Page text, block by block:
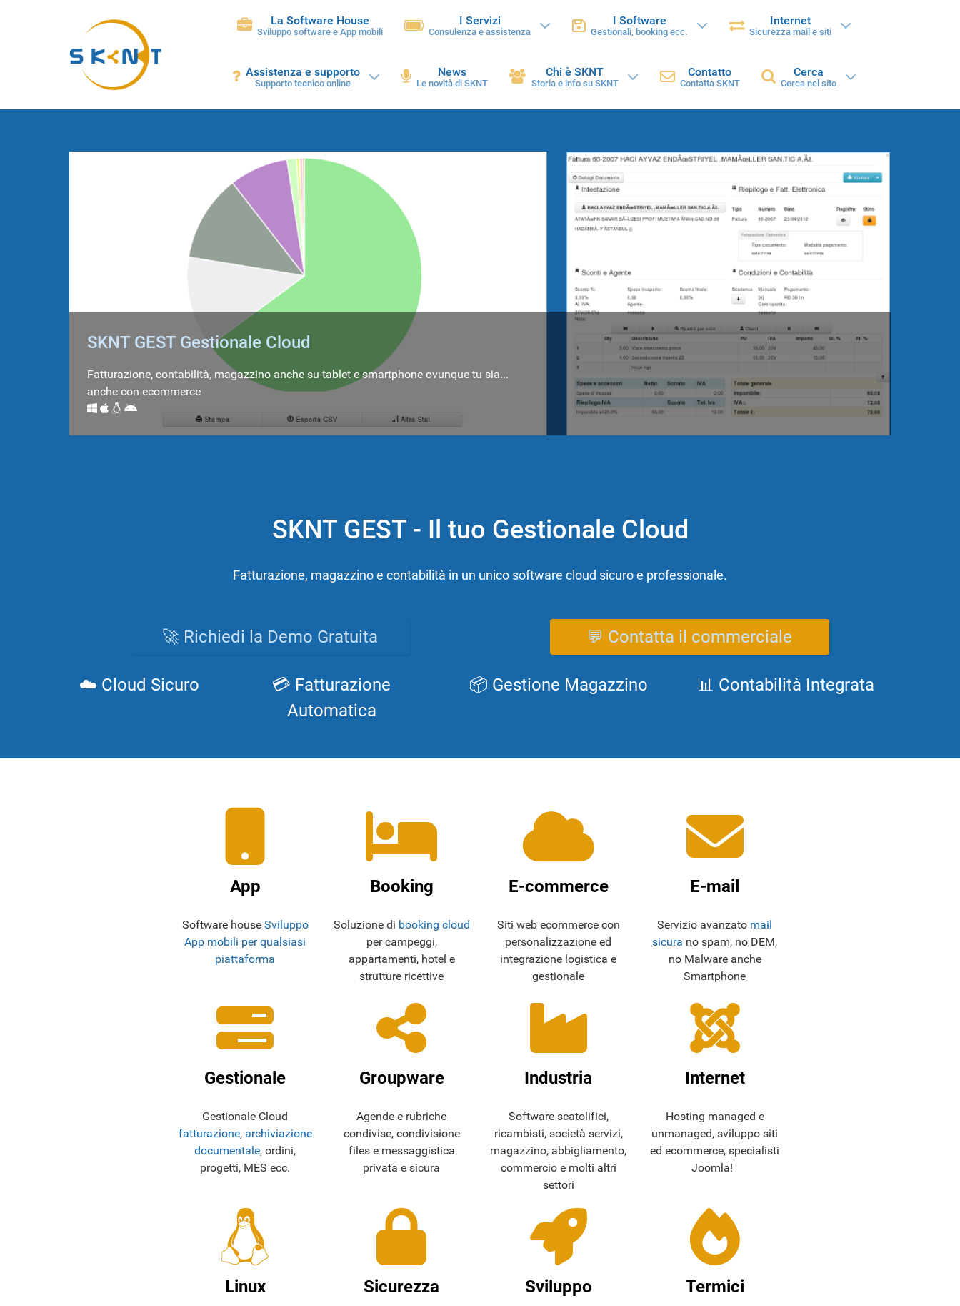
La Software House
Sviluppo software e App mobili
I Servizi
Consulenza e assistenza
I Software
Gestionali, booking ecc.
Internet
Sicurezza mail e siti
Assistenza e supporto
Supporto tecnico online
News
Le novità di SKNT
Chi è SKNT
Storia e info su SKNT
Contatto
Contatta SKNT
Cerca
Cerca nel sito
SKNT GEST Gestionale Cloud
Fatturazione, contabilità, magazzino anche su tablet e smartphone ovunque tu sia...
anche con ecommerce
SKNT GEST - Il tuo Gestionale Cloud
Fatturazione, magazzino e contabilità in un unico software cloud sicuro e professionale.
🚀 Richiedi la Demo Gratuita 💬 Contatta il commerciale
☁️ Cloud Sicuro
💳 Fatturazione
Automatica
📦 Gestione Magazzino 📊 Contabilità Integrata
App
Software house Sviluppo
App mobili per qualsiasi
piattaforma
Booking
Soluzione di booking cloud
per campeggi,
appartamenti, hotel e
strutture ricettive
E-commerce
Siti web ecommerce con
personalizzazione ed
integrazione logistica e
gestionale
E-mail
Servizio avanzato mail
sicura no spam, no DEM,
no Malware anche
Smartphone
Gestionale
Gestionale Cloud
fatturazione, archiviazione
documentale, ordini,
progetti, MES ecc.
Groupware
Agende e rubriche
condivise, condivisione
files e messaggistica
privata e sicura
Industria
Software scatolifici,
ricambisti, società servizi,
magazzino, abbigliamento,
commercio e molti altri
settori
Internet
Hosting managed e
unmanaged, sviluppo siti
ed ecommerce, specialisti
Joomla!
Linux Sicurezza Sviluppo Termici